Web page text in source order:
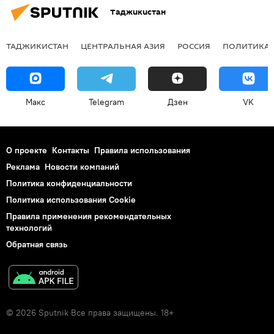
Таджикистан
ТАДЖИКИСТАН ЦЕНТРАЛЬНАЯ АЗИЯ РОССИЯ ПОЛИТИКА
Макс Telegram Дзен VK
О проекте Контакты Правила использования
Реклама Новости компаний
Политика конфиденциальности
Политика использования Cookie
Правила применения рекомендательных
технологий
Обратная связь
© 2026 Sputnik Все права защищены. 18+